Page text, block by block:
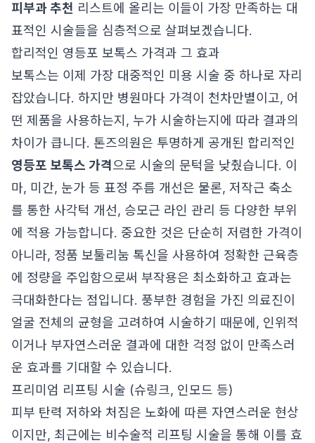
피부과 추천 리스트에 올리는 이들이 가장 만족하는 대
표적인 시술들을 심층적으로 살펴보겠습니다.
합리적인 영등포 보톡스 가격과 그 효과
보톡스는 이제 가장 대중적인 미용 시술 중 하나로 자리
잡았습니다. 하지만 병원마다 가격이 천차만별이고, 어
떤 제품을 사용하는지, 누가 시술하는지에 따라 결과의
차이가 큽니다. 톤즈의원은 투명하게 공개된 합리적인
영등포 보톡스 가격으로 시술의 문턱을 낮췄습니다. 이
마, 미간, 눈가 등 표정 주름 개선은 물론, 저작근 축소
를 통한 사각턱 개선, 승모근 라인 관리 등 다양한 부위
에 적용 가능합니다. 중요한 것은 단순히 저렴한 가격이
아니라, 정품 보툴리눔 톡신을 사용하여 정확한 근육층
에 정량을 주입함으로써 부작용은 최소화하고 효과는
극대화한다는 점입니다. 풍부한 경험을 가진 의료진이
얼굴 전체의 균형을 고려하여 시술하기 때문에, 인위적
이거나 부자연스러운 결과에 대한 걱정 없이 만족스러
운 효과를 기대할 수 있습니다.
프리미엄 리프팅 시술 (슈링크, 인모드 등)
피부 탄력 저하와 처짐은 노화에 따른 자연스러운 현상
이지만, 최근에는 비수술적 리프팅 시술을 통해 이를 효